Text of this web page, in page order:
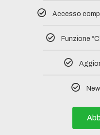
Accesso
Funzione